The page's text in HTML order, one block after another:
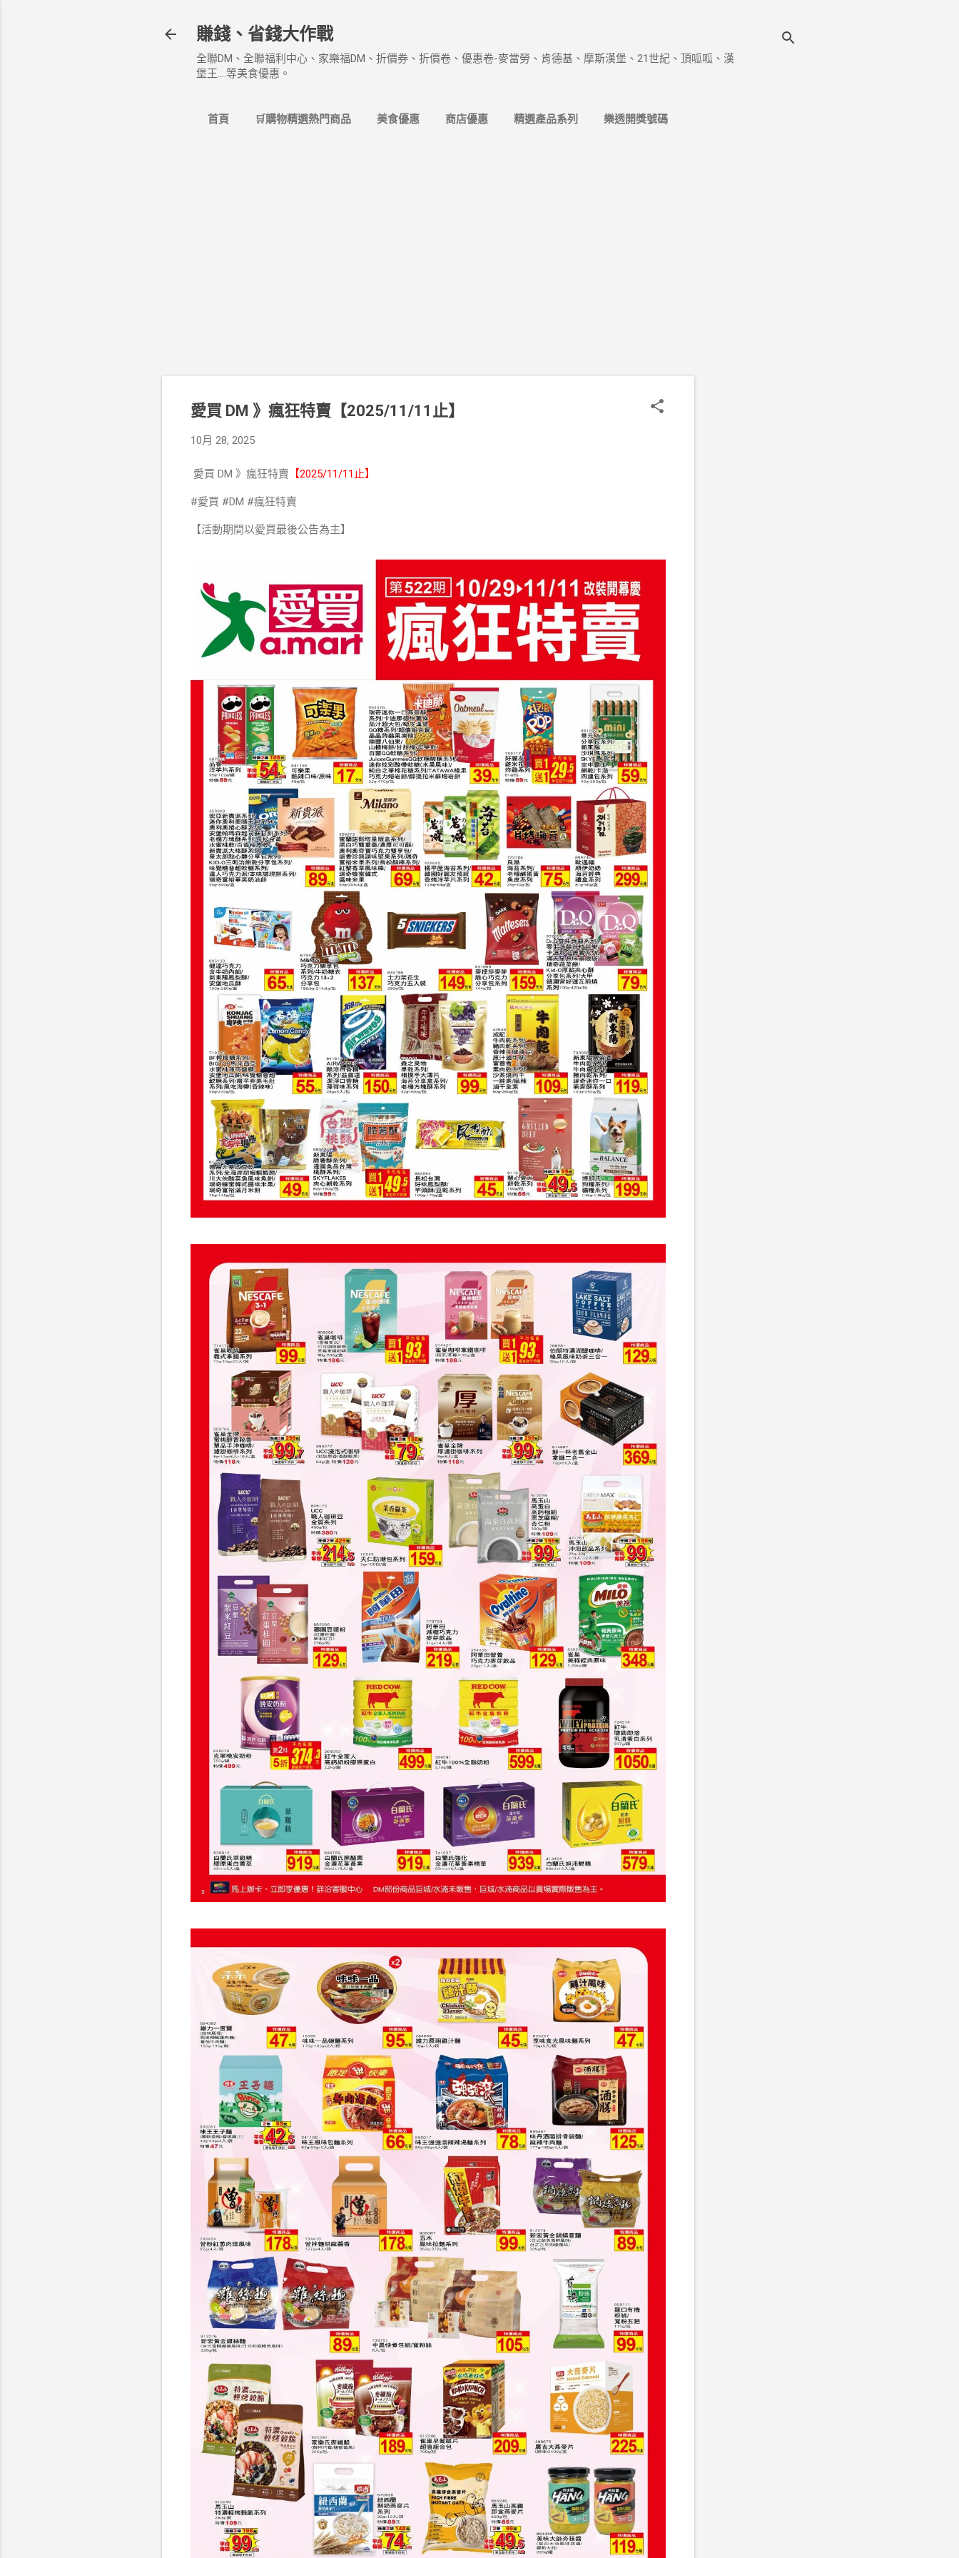
賺錢、省錢大作戰
全聯DM、全聯福利中心、家樂福DM、折價券、折價卷、優惠卷-麥當勞、肯德基、摩斯漢堡、21世紀、頂呱呱、漢
堡王....等美食優惠。
首頁 🛒購物精選熱門商品 美食優惠 商店優惠 精選產品系列 樂透開獎號碼
愛買 DM 》瘋狂特賣【2025/11/11止】
10月 28, 2025
愛買 DM 》瘋狂特賣 【2025/11/11止】
#愛買 #DM #瘋狂特賣
【活動期間以愛買最後公告為主】